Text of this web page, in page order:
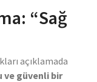
“Sağ
açıklamada
ve güvenli bir